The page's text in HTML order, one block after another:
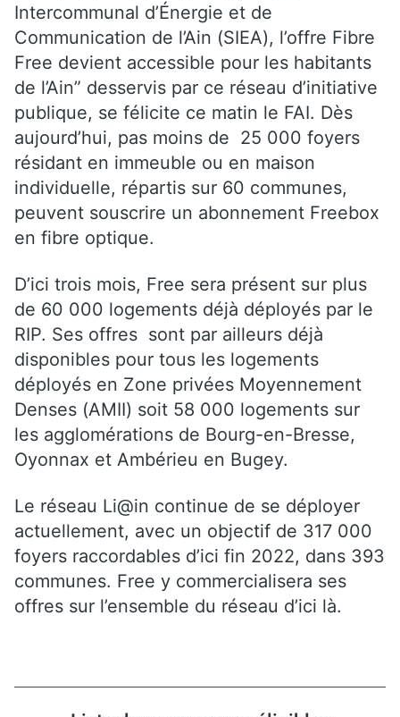
Intercommunal d’Énergie et de
Communication de l’Ain (SIEA), l’offre Fibre
Free devient accessible pour les habitants
de l’Ain” desservis par ce réseau d’initiative
publique, se félicite ce matin le FAI. Dès
aujourd’hui, pas moins de 25 000 foyers
résidant en immeuble ou en maison
individuelle, répartis sur 60 communes,
peuvent souscrire un abonnement Freebox
en fibre optique.
D’ici trois mois, Free sera présent sur plus
de 60 000 logements déjà déployés par le
RIP. Ses offres sont par ailleurs déjà
disponibles pour tous les logements
déployés en Zone privées Moyennement
Denses (AMII) soit 58 000 logements sur
les agglomérations de Bourg-en-Bresse,
Oyonnax et Ambérieu en Bugey.
Le réseau Li@in continue de se déployer
actuellement, avec un objectif de 317 000
foyers raccordables d’ici fin 2022, dans 393
communes. Free y commercialisera ses
offres sur l’ensemble du réseau d’ici là.